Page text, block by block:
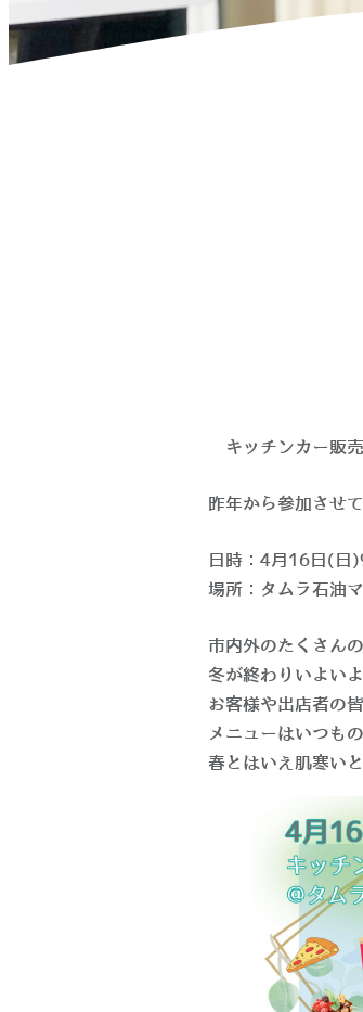
▷キッチンカー販
昨年から参加させ
日時：4月16日(日
場所：タムラ石油
市内外のたくさん
冬が終わりいよい
お客様や出店者の
メニューはいつも
春とはいえ肌寒い